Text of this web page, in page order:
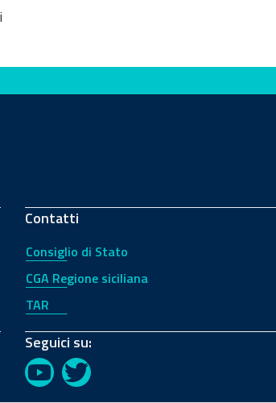
Contatti
Consiglio di Stato
CGA Regione siciliana
TAR
Seguici su:
YouTubeTwitter